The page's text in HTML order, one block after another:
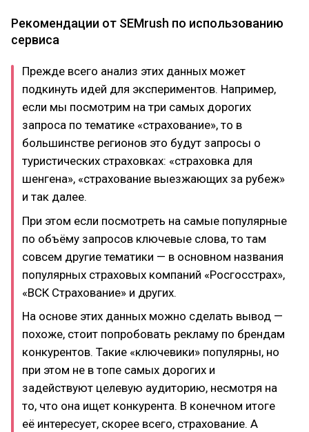
Рекомендации от SEMrush по использованию
сервиса
Прежде всего анализ этих данных может
подкинуть идей для экспериментов. Например,
если мы посмотрим на три самых дорогих
запроса по тематике «cтрахование», то в
большинстве регионов это будут запросы о
туристических страховках: «страховка для
шенгена», «страхование выезжающих за рубеж»
и так далее.
При этом если посмотреть на самые популярные
по объёму запросов ключевые слова, то там
совсем другие тематики — в основном названия
популярных страховых компаний «Росгосстрах»,
«ВСК Страхование» и других.
На основе этих данных можно сделать вывод —
похоже, стоит попробовать рекламу по брендам
конкурентов. Такие «ключевики» популярны, но
при этом не в топе самых дорогих и
задействуют целевую аудиторию, несмотря на
то, что она ищет конкурента. В конечном итоге
её интересует, скорее всего, страхование. А